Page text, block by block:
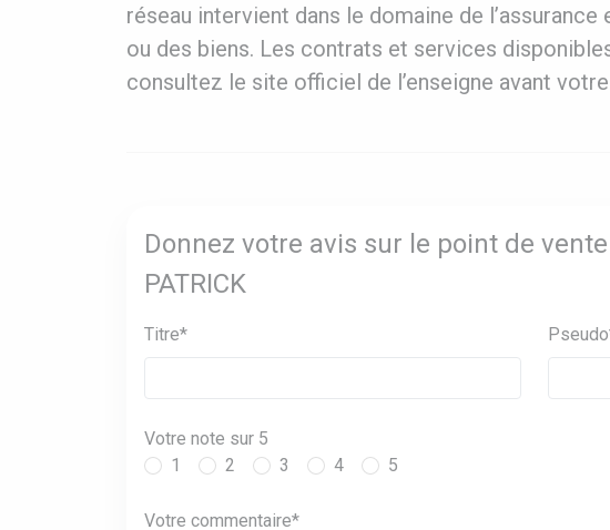
réseau intervient dans le domaine de
ou des biens. Les contrats et services
consultez le site officiel de l’enseigne avant
Donnez votre avis sur le point de
PATRICK
Titre*
Votre note sur 5
1
2 3 4 5
Votre commentaire*